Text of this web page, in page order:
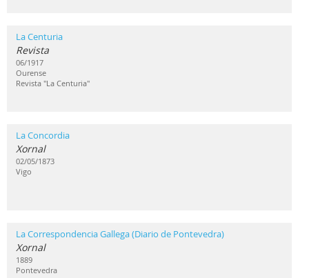
La Centuria
Revista
06/1917
Ourense
Revista "La Centuria"
La Concordia
Xornal
02/05/1873
Vigo
La Correspondencia Gallega (Diario de Pontevedra)
Xornal
1889
Pontevedra